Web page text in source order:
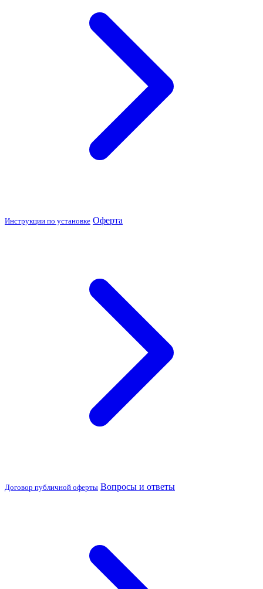
Инструкции по установке Оферта
Договор публичной оферты Вопросы и ответы